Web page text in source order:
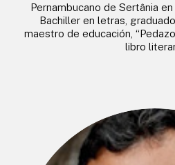
Pernambucano de Sertânia
Bachiller en letras,
maestro de educación,
libro